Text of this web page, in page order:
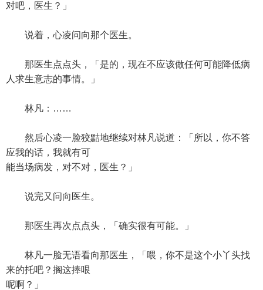
对吧，医生？」
说着，心凌问向那个医生。
那医生点点头，「是的，现在不应该做任何可能降低病
人求生意志的事情。」
林凡：……
然后心凌一脸狡黠地继续对林凡说道：「所以，你不答
应我的话，我就有可
能当场病发，对不对，医生？」
说完又问向医生。
那医生再次点点头，「确实很有可能。」
林凡一脸无语看向那医生，「喂，你不是这个小丫头找
来的托吧？搁这捧哏
呢啊？」